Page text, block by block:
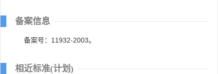
备案信息
备案号：11932-2003。
相近标准(计划)